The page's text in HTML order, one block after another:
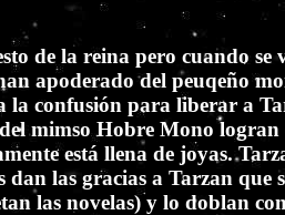
de la reina pero cuando
apoderado del peuqeño
confusión para liberar a
mimso Hobre Mono
está llena de joyas.
las gracias a Tarzan
las novelas) y lo doblan